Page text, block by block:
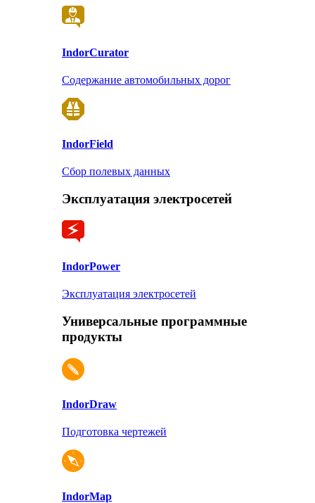
IndorCurator
Содержание автомобильных дорог
IndorField
Сбор полевых данных
Эксплуатация электросетей
IndorPower
Эксплуатация электросетей
Универсальные программные
продукты
IndorDraw
Подготовка чертежей
IndorMap